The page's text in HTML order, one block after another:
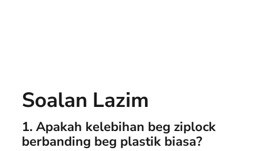
Soalan Lazim
1. Apakah kelebihan beg ziplock
berbanding beg plastik biasa?